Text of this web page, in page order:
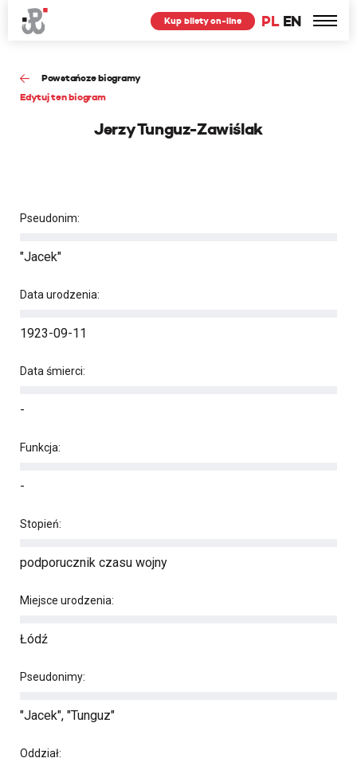
PL EN
Kup bilety on-line
Powstańcze biogramy
Edytuj ten biogram
Jerzy Tunguz-Zawiślak
Pseudonim:
"Jacek"
Data urodzenia:
1923-09-11
Data śmierci:
-
Funkcja:
-
Stopień:
podporucznik czasu wojny
Miejsce urodzenia:
Łódź
Pseudonimy:
"Jacek", "Tunguz"
Oddział: